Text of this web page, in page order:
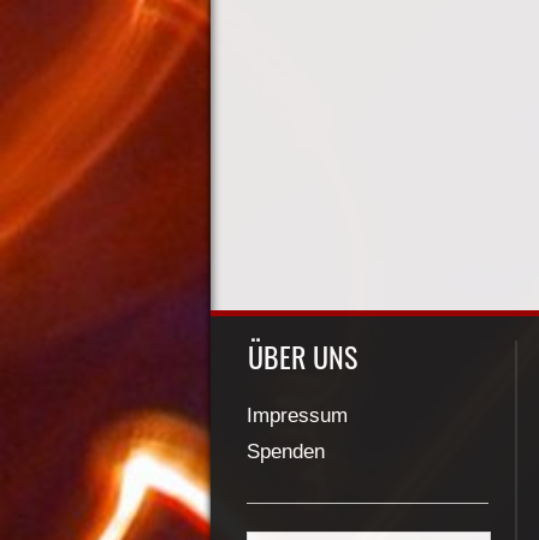
ÜBER UNS
Impressum
Spenden